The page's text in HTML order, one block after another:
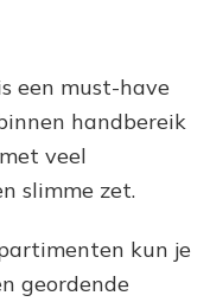
een must-have
handbereik
veel
slimme zet.
kun je
geordende